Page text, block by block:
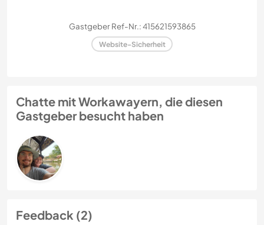
Gastgeber Ref-Nr.: 415621593865
Website-Sicherheit
Chatte mit Workawayern, die diesen
Gastgeber besucht haben
Feedback (2)